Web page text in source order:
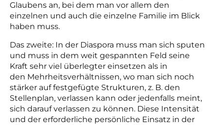
Glaubens an, bei dem man vor allem den
einzelnen und auch die einzelne Familie im Blick
haben muss.
Das zweite: In der Diaspora muss man sich sputen
und muss in dem weit gespannten Feld seine
Kraft sehr viel überlegter einsetzen als in
den Mehrheitsverhältnissen, wo man sich noch
stärker auf festgefügte Strukturen, z. B. den
Stellenplan, verlassen kann oder jedenfalls meint,
sich darauf verlassen zu können. Diese Intensität
und der erforderliche persönliche Einsatz in der